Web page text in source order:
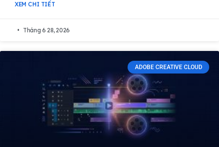
XEM CHI TIẾT
Tháng 6 28, 2026
ADOBE CREATIVE CLOUD